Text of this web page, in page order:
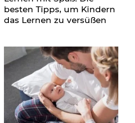
besten Tipps, um Kindern
das Lernen zu versüßen